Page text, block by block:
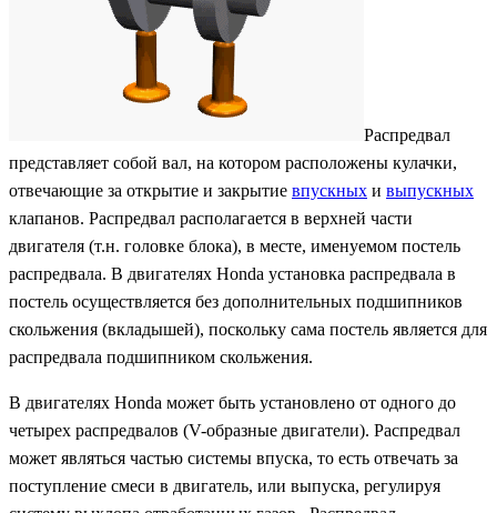
Распредвал
представляет собой вал, на котором расположены кулачки,
отвечающие за открытие и закрытие впускных и выпускных
клапанов. Распредвал располагается в верхней части
двигателя (т.н. головке блока), в месте, именуемом постель
распредвала. В двигателях Honda установка распредвала в
постель осуществляется без дополнительных подшипников
скольжения (вкладышей), поскольку сама постель является для
распредвала подшипником скольжения.
В двигателях Honda может быть установлено от одного до
четырех распредвалов (V-образные двигатели). Распредвал
может являться частью системы впуска, то есть отвечать за
поступление смеси в двигатель, или выпуска, регулируя